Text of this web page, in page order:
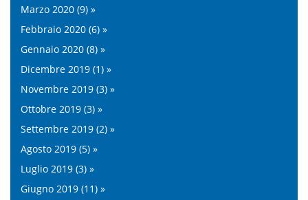
Marzo 2020 (9) »
Febbraio 2020 (6) »
Gennaio 2020 (8) »
Dicembre 2019 (1) »
Novembre 2019 (3) »
Ottobre 2019 (3) »
Settembre 2019 (2) »
Agosto 2019 (5) »
Luglio 2019 (3) »
Giugno 2019 (11) »